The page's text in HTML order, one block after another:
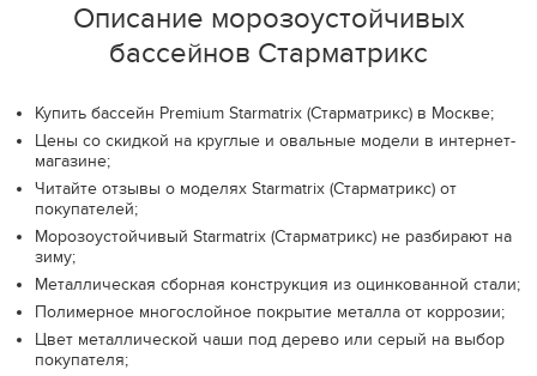
Описание морозоустойчивых
бассейнов Старматрикс
Купить бассейн Premium Starmatrix (Старматрикс) в Москве;
Цены со скидкой на круглые и овальные модели в интернет-
магазине;
Читайте отзывы о моделях Starmatrix (Старматрикс) от
покупателей;
Морозоустойчивый Starmatrix (Старматрикс) не разбирают на
зиму;
Металлическая сборная конструкция из оцинкованной стали;
Полимерное многослойное покрытие металла от коррозии;
Цвет металлической чаши под дерево или серый на выбор
покупателя;